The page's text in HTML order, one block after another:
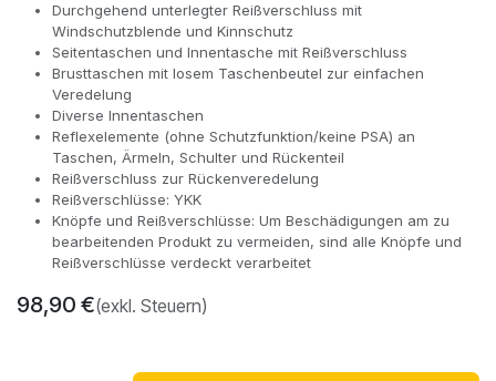
Durchgehend unterlegter Reißverschluss mit
Windschutzblende und Kinnschutz
Seitentaschen und Innentasche mit Reißverschluss
Brusttaschen mit losem Taschenbeutel zur einfachen
Veredelung
Diverse Innentaschen
Reflexelemente (ohne Schutzfunktion/keine PSA) an
Taschen, Ärmeln, Schulter und Rückenteil
Reißverschluss zur Rückenveredelung
Reißverschlüsse: YKK
Knöpfe und Reißverschlüsse: Um Beschädigungen am zu
bearbeitenden Produkt zu vermeiden, sind alle Knöpfe und
Reißverschlüsse verdeckt verarbeitet
98,90 €(exkl. Steuern)